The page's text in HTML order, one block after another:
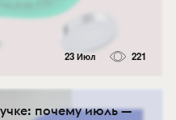
23 Июл 221
почему июль —